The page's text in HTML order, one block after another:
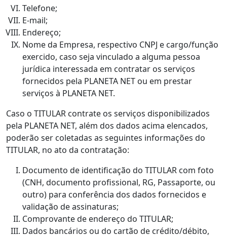
Telefone;
E-mail;
Endereço;
Nome da Empresa, respectivo CNPJ e cargo/função
exercido, caso seja vinculado a alguma pessoa
jurídica interessada em contratar os serviços
fornecidos pela PLANETA NET ou em prestar
serviços à PLANETA NET.
Caso o TITULAR contrate os serviços disponibilizados
pela PLANETA NET, além dos dados acima elencados,
poderão ser coletadas as seguintes informações do
TITULAR, no ato da contratação:
Documento de identificação do TITULAR com foto
(CNH, documento profissional, RG, Passaporte, ou
outro) para conferência dos dados fornecidos e
validação de assinaturas;
Comprovante de endereço do TITULAR;
Dados bancários ou do cartão de crédito/débito,